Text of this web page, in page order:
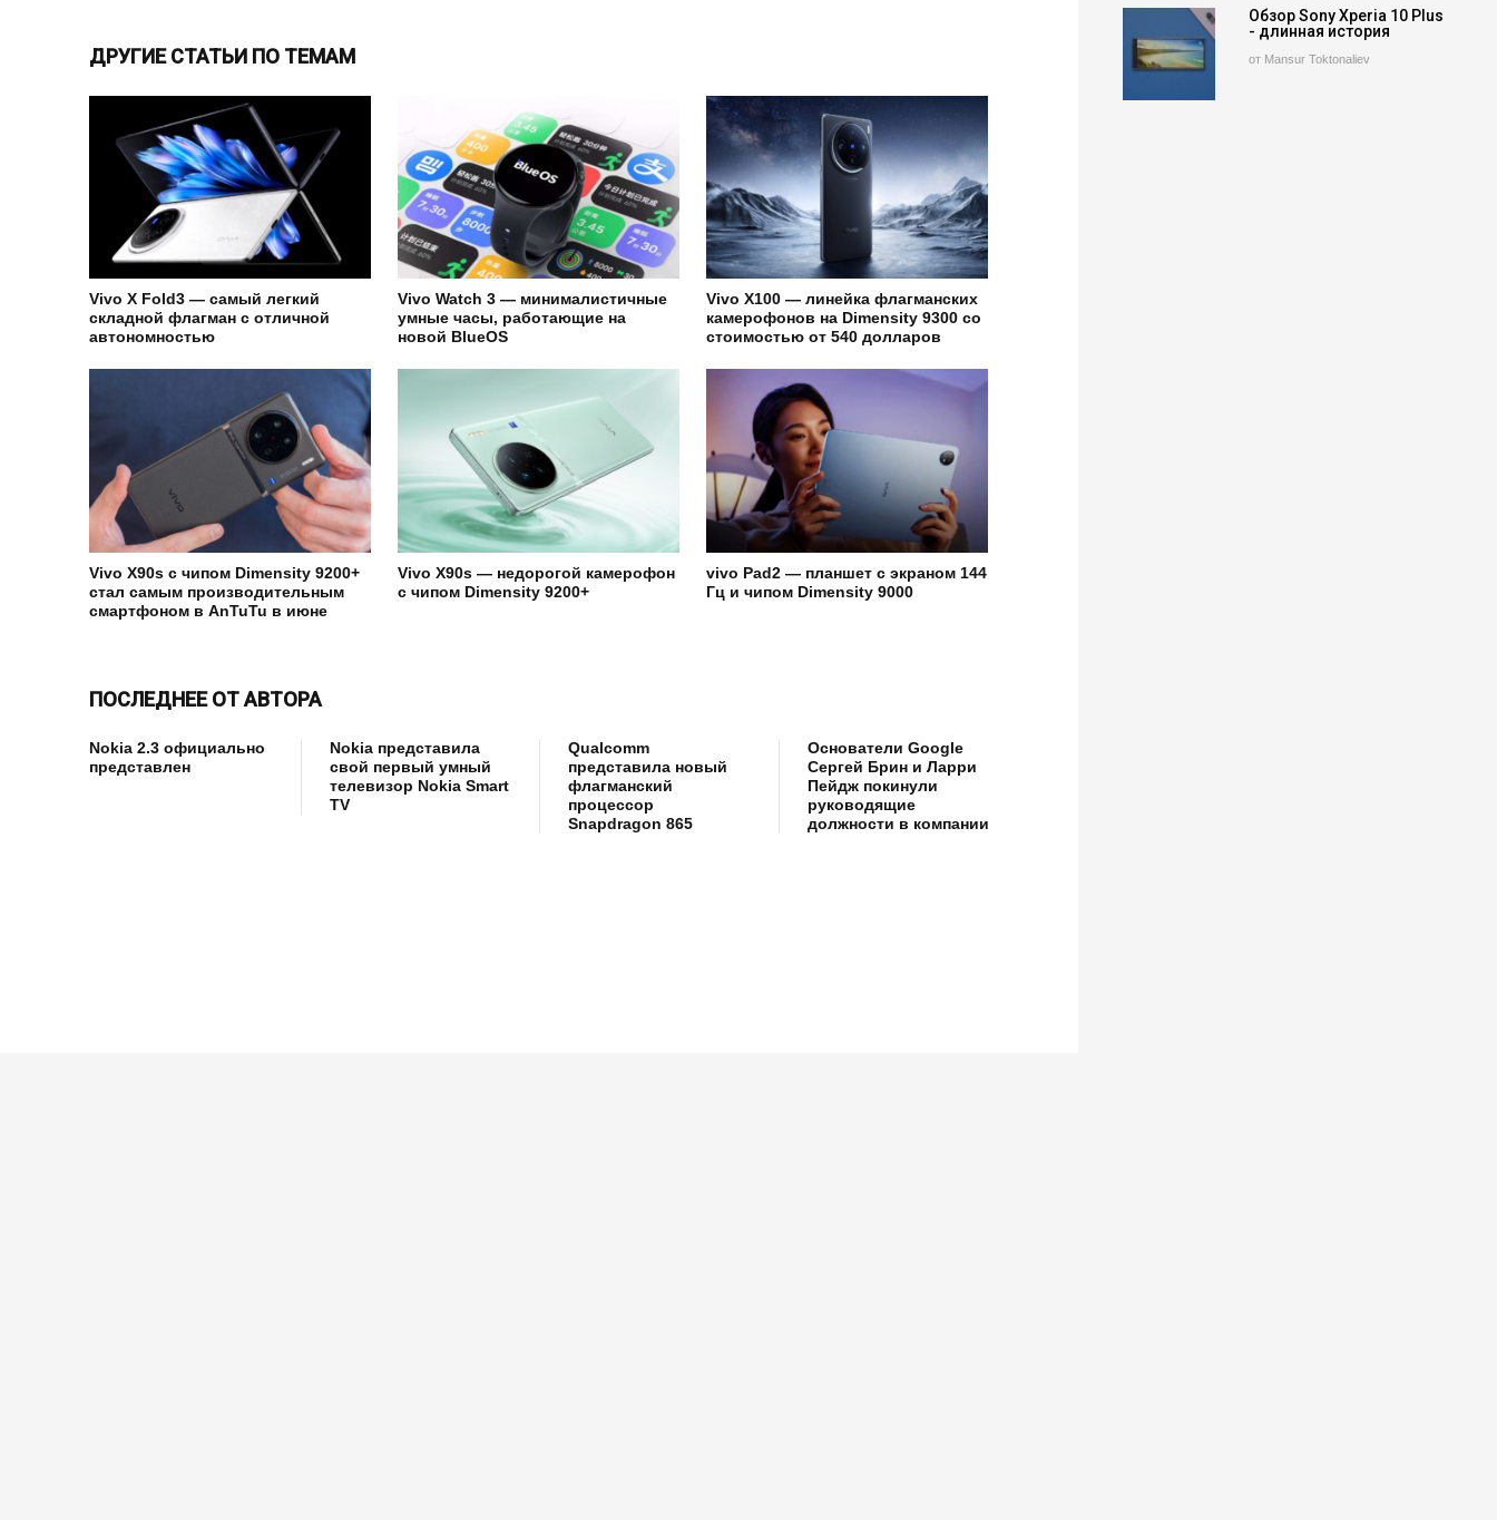
ДРУГИЕ СТАТЬИ ПО ТЕМАМ
Vivo X Fold3 — самый легкий
складной флагман с отличной
автономностью
Vivo Watch 3 — минималистичные
умные часы, работающие на
новой BlueOS
Vivo X100 — линейка флагманских
камерофонов на Dimensity 9300 со
стоимостью от 540 долларов
Vivo X90s с чипом Dimensity 9200+
стал самым производительным
смартфоном в AnTuTu в июне
Vivo X90s — недорогой камерофон
с чипом Dimensity 9200+
vivo Pad2 — планшет с экраном 144
Гц и чипом Dimensity 9000
ПОСЛЕДНЕЕ ОТ АВТОРА
Nokia 2.3 официально
представлен
Nokia представила
свой первый умный
телевизор Nokia Smart
TV
Qualcomm
представила новый
флагманский
процессор
Snapdragon 865
Основатели Google
Сергей Брин и Ларри
Пейдж покинули
руководящие
должности в компании
Обзор Sony Xperia 10 Plus
- длинная история
от Mansur Toktonaliev